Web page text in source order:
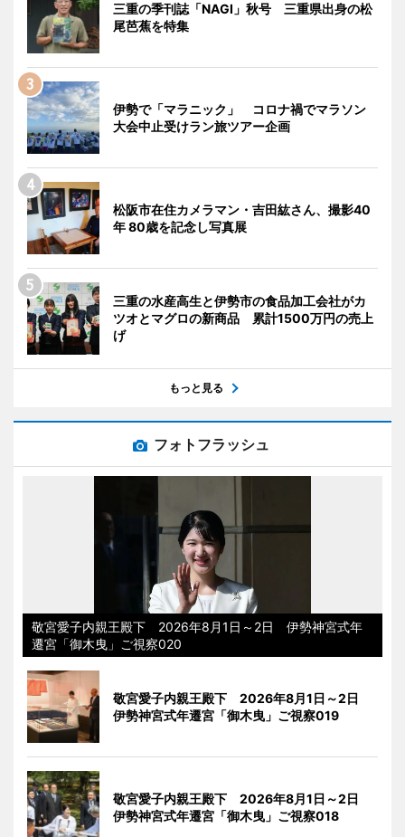
三重の季刊誌「NAGI」秋号 三重県出身の松
尾芭蕉を特集
伊勢で「マラニック」 コロナ禍でマラソン
大会中止受けラン旅ツアー企画
松阪市在住カメラマン・吉田紘さん、撮影40
年 80歳を記念し写真展
三重の水産高生と伊勢市の食品加工会社がカ
ツオとマグロの新商品 累計1500万円の売上
げ
もっと見る
フォトフラッシュ
敬宮愛子内親王殿下 2026年8月1日～2日 伊勢神宮式年
遷宮「御木曳」ご視察020
敬宮愛子内親王殿下 2026年8月1日～2日
伊勢神宮式年遷宮「御木曳」ご視察019
敬宮愛子内親王殿下 2026年8月1日～2日
伊勢神宮式年遷宮「御木曳」ご視察018